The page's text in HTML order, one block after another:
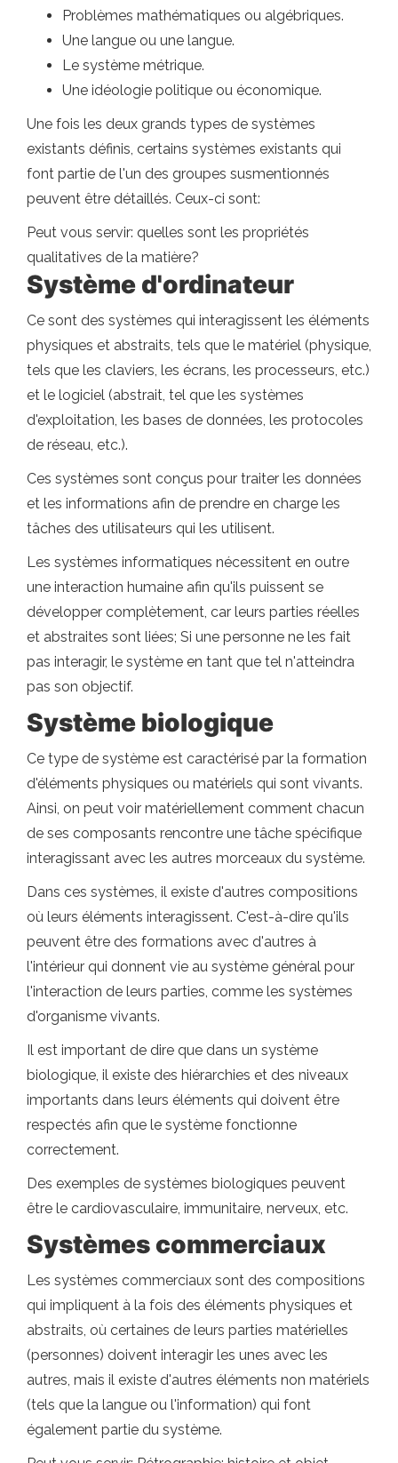
Problèmes mathématiques ou algébriques.
Une langue ou une langue.
Le système métrique.
Une idéologie politique ou économique.
Une fois les deux grands types de systèmes
existants définis, certains systèmes existants qui
font partie de l'un des groupes susmentionnés
peuvent être détaillés. Ceux-ci sont:
Peut vous servir: quelles sont les propriétés
qualitatives de la matière?
Système d'ordinateur
Ce sont des systèmes qui interagissent les éléments
physiques et abstraits, tels que le matériel (physique,
tels que les claviers, les écrans, les processeurs, etc.)
et le logiciel (abstrait, tel que les systèmes
d'exploitation, les bases de données, les protocoles
de réseau, etc.).
Ces systèmes sont conçus pour traiter les données
et les informations afin de prendre en charge les
tâches des utilisateurs qui les utilisent.
Les systèmes informatiques nécessitent en outre
une interaction humaine afin qu'ils puissent se
développer complètement, car leurs parties réelles
et abstraites sont liées; Si une personne ne les fait
pas interagir, le système en tant que tel n'atteindra
pas son objectif.
Système biologique
Ce type de système est caractérisé par la formation
d'éléments physiques ou matériels qui sont vivants.
Ainsi, on peut voir matériellement comment chacun
de ses composants rencontre une tâche spécifique
interagissant avec les autres morceaux du système.
Dans ces systèmes, il existe d'autres compositions
où leurs éléments interagissent. C'est-à-dire qu'ils
peuvent être des formations avec d'autres à
l'intérieur qui donnent vie au système général pour
l'interaction de leurs parties, comme les systèmes
d'organisme vivants.
Il est important de dire que dans un système
biologique, il existe des hiérarchies et des niveaux
importants dans leurs éléments qui doivent être
respectés afin que le système fonctionne
correctement.
Des exemples de systèmes biologiques peuvent
être le cardiovasculaire, immunitaire, nerveux, etc.
Systèmes commerciaux
Les systèmes commerciaux sont des compositions
qui impliquent à la fois des éléments physiques et
abstraits, où certaines de leurs parties matérielles
(personnes) doivent interagir les unes avec les
autres, mais il existe d'autres éléments non matériels
(tels que la langue ou l'information) qui font
également partie du système.